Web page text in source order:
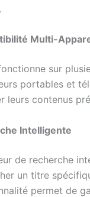
Multi-
sur
portables et
leurs contenus
Intelligente
de recherche
un titre
permet de